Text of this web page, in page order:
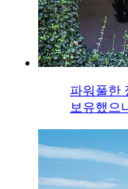
파워풀한
보유했으